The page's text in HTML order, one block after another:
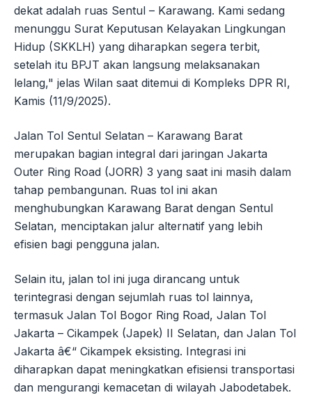
dekat adalah ruas Sentul – Karawang. Kami sedang
menunggu Surat Keputusan Kelayakan Lingkungan
Hidup (SKKLH) yang diharapkan segera terbit,
setelah itu BPJT akan langsung melaksanakan
lelang," jelas Wilan saat ditemui di Kompleks DPR RI,
Kamis (11/9/2025).
Jalan Tol Sentul Selatan – Karawang Barat
merupakan bagian integral dari jaringan Jakarta
Outer Ring Road (JORR) 3 yang saat ini masih dalam
tahap pembangunan. Ruas tol ini akan
menghubungkan Karawang Barat dengan Sentul
Selatan, menciptakan jalur alternatif yang lebih
efisien bagi pengguna jalan.
Selain itu, jalan tol ini juga dirancang untuk
terintegrasi dengan sejumlah ruas tol lainnya,
termasuk Jalan Tol Bogor Ring Road, Jalan Tol
Jakarta – Cikampek (Japek) II Selatan, dan Jalan Tol
Jakarta â€“ Cikampek eksisting. Integrasi ini
diharapkan dapat meningkatkan efisiensi transportasi
dan mengurangi kemacetan di wilayah Jabodetabek.